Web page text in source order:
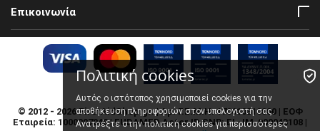
Επικοινωνία
© 2012 - 2026 FirstAidShop.gr. | Αρ. Γ.Ε.Μ.Η: 170610310000 | ΕΟΦ
Εταιρεία: 1000007048 | EUDAMED Actor ID.SNR: EL-IM-000043108 |
Πολιτική cookies
Αυτός ο ιστότοπος χρησιμοποιεί cookies για την
αποθήκευση πληροφοριών στον υπολογιστή σας.
Ανατρέξτε στηνπολιτική cookiesγια περισσότερες